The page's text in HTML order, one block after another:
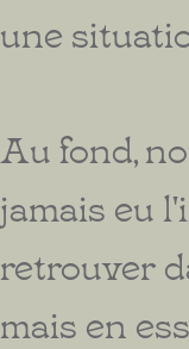
une
Au fond,
jamais eu
retrouver
mais en